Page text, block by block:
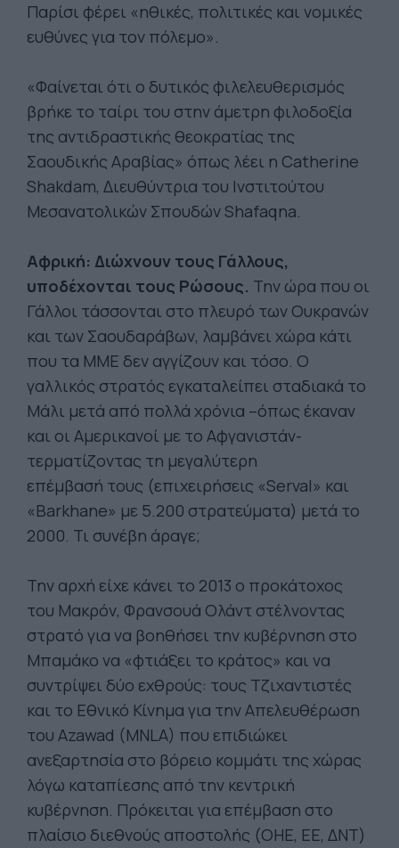
Παρίσι φέρει «ηθικές, πολιτικές και νομικές
ευθύνες για τον πόλεμο».
«Φαίνεται ότι ο δυτικός φιλελευθερισμός
βρήκε το ταίρι του στην άμετρη φιλοδοξία
της αντιδραστικής θεοκρατίας της
Σαουδικής Αραβίας» όπως λέει η Catherine
Shakdam, Διευθύντρια του Ινστιτούτου
Μεσανατολικών Σπουδών Shafaqna.
Αφρική: Διώχνουν τους Γάλλους,
υποδέχονται τους Ρώσους. Την ώρα που οι
Γάλλοι τάσσονται στο πλευρό των Ουκρανών
και των Σαουδαράβων, λαμβάνει χώρα κάτι
που τα ΜΜΕ δεν αγγίζουν και τόσο. Ο
γαλλικός στρατός εγκαταλείπει σταδιακά το
Μάλι μετά από πολλά χρόνια –όπως έκαναν
και οι Αμερικανοί με το Αφγανιστάν-
τερματίζοντας τη μεγαλύτερη
επέμβασή τους (επιχειρήσεις «Serval» και
«Barkhane» με 5.200 στρατεύματα) μετά το
2000. Τι συνέβη άραγε;
Την αρχή είχε κάνει το 2013 ο προκάτοχος
του Μακρόν, Φρανσουά Ολάντ στέλνοντας
στρατό για να βοηθήσει την κυβέρνηση στο
Μπαμάκο να «φτιάξει το κράτος» και να
συντρίψει δύο εχθρούς: τους Tζιχαντιστές
και το Εθνικό Κίνημα για την Απελευθέρωση
του Azawad (MNLA) που επιδιώκει
ανεξαρτησία στο βόρειο κομμάτι της χώρας
λόγω καταπίεσης από την κεντρική
κυβέρνηση. Πρόκειται για επέμβαση στο
πλαίσιο διεθνούς αποστολής (ΟΗΕ, ΕΕ, ΔΝΤ)